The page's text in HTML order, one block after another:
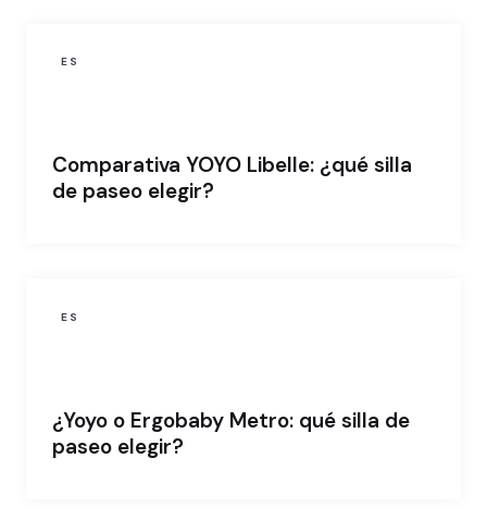
ES
Comparativa YOYO Libelle: ¿qué silla
de paseo elegir?
ES
¿Yoyo o Ergobaby Metro: qué silla de
paseo elegir?